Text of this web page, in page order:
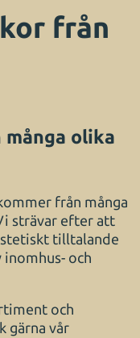
från
olika
från många
strävar efter att
tilltalande
och
och
gärna vår